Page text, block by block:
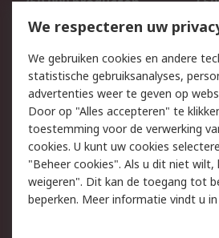
Bestellen
Track & Trace
Wettelijk
Cookiebeleid
Privacybeleid
Algemene
verkoopvoorwaarden
We respecteren uw
We gebruiken cookies en andere
statistische gebruiksanalyses,
advertenties weer te geven op
Door op "Alles accepteren" te
toestemming voor de verwerking
cookies. U kunt uw cookies
"Beheer cookies". Als u dit niet wilt,
weigeren". Dit kan de toegang tot
beperken. Meer informatie vindt u in